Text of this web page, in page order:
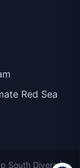
Red Sea
South Divers|